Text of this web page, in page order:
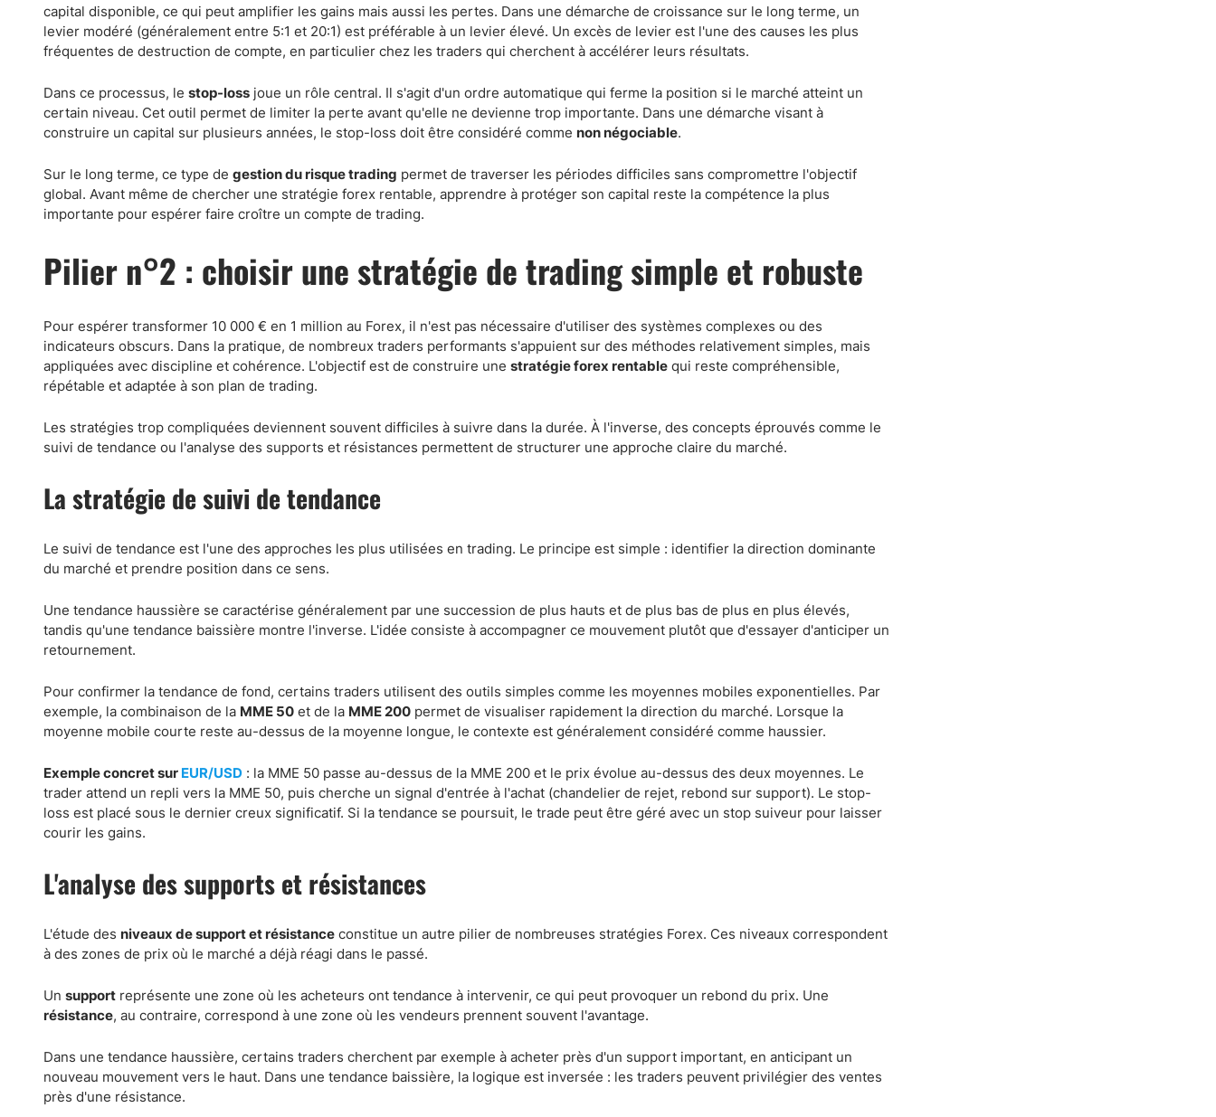
capital disponible, ce qui peut amplifier les gains mais aussi les pertes. Dans une démarche de croissance sur le long terme, un
levier modéré (généralement entre 5:1 et 20:1) est préférable à un levier élevé. Un excès de levier est l'une des causes les plus
fréquentes de destruction de compte, en particulier chez les traders qui cherchent à accélérer leurs résultats.
Dans ce processus, le stop-loss joue un rôle central. Il s'agit d'un ordre automatique qui ferme la position si le marché atteint un
certain niveau. Cet outil permet de limiter la perte avant qu'elle ne devienne trop importante. Dans une démarche visant à
construire un capital sur plusieurs années, le stop-loss doit être considéré comme non négociable.
Sur le long terme, ce type de gestion du risque trading permet de traverser les périodes difficiles sans compromettre l'objectif
global. Avant même de chercher une stratégie forex rentable, apprendre à protéger son capital reste la compétence la plus
importante pour espérer faire croître un compte de trading.
Pilier n°2 : choisir une stratégie de trading simple et robuste
Pour espérer transformer 10 000 € en 1 million au Forex, il n'est pas nécessaire d'utiliser des systèmes complexes ou des
indicateurs obscurs. Dans la pratique, de nombreux traders performants s'appuient sur des méthodes relativement simples, mais
appliquées avec discipline et cohérence. L'objectif est de construire une stratégie forex rentable qui reste compréhensible,
répétable et adaptée à son plan de trading.
Les stratégies trop compliquées deviennent souvent difficiles à suivre dans la durée. À l'inverse, des concepts éprouvés comme le
suivi de tendance ou l'analyse des supports et résistances permettent de structurer une approche claire du marché.
La stratégie de suivi de tendance
Le suivi de tendance est l'une des approches les plus utilisées en trading. Le principe est simple : identifier la direction dominante
du marché et prendre position dans ce sens.
Une tendance haussière se caractérise généralement par une succession de plus hauts et de plus bas de plus en plus élevés,
tandis qu'une tendance baissière montre l'inverse. L'idée consiste à accompagner ce mouvement plutôt que d'essayer d'anticiper un
retournement.
Pour confirmer la tendance de fond, certains traders utilisent des outils simples comme les moyennes mobiles exponentielles. Par
exemple, la combinaison de la MME 50 et de la MME 200 permet de visualiser rapidement la direction du marché. Lorsque la
moyenne mobile courte reste au-dessus de la moyenne longue, le contexte est généralement considéré comme haussier.
Exemple concret sur EUR/USD : la MME 50 passe au-dessus de la MME 200 et le prix évolue au-dessus des deux moyennes. Le
trader attend un repli vers la MME 50, puis cherche un signal d'entrée à l'achat (chandelier de rejet, rebond sur support). Le stop-
loss est placé sous le dernier creux significatif. Si la tendance se poursuit, le trade peut être géré avec un stop suiveur pour laisser
courir les gains.
L'analyse des supports et résistances
L'étude des niveaux de support et résistance constitue un autre pilier de nombreuses stratégies Forex. Ces niveaux correspondent
à des zones de prix où le marché a déjà réagi dans le passé.
Un support représente une zone où les acheteurs ont tendance à intervenir, ce qui peut provoquer un rebond du prix. Une
résistance, au contraire, correspond à une zone où les vendeurs prennent souvent l'avantage.
Dans une tendance haussière, certains traders cherchent par exemple à acheter près d'un support important, en anticipant un
nouveau mouvement vers le haut. Dans une tendance baissière, la logique est inversée : les traders peuvent privilégier des ventes
près d'une résistance.